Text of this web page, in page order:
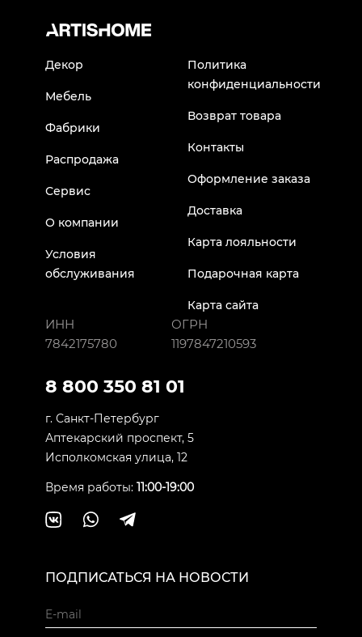
Декор
Мебель
Фабрики
Распродажа
Сервис
О компании
Условия
обслуживания
Политика
конфиденциальности
Возврат товара
Контакты
Оформление заказа
Доставка
Карта лояльности
Подарочная карта
Карта сайта
ИНН
7842175780
ОГРН
1197847210593
8 800 350 81 01
г. Санкт-Петербург
Аптекарский проспект, 5
Исполкомская улица, 12
Время работы: 11:00-19:00
ПОДПИСАТЬСЯ НА НОВОСТИ